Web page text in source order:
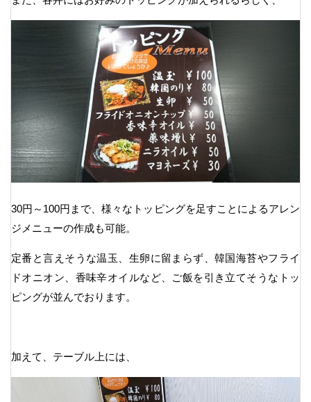
30円～100円まで、様々なトッピングを足すことによるアレン
ジメニューの作成も可能。
定番と言えそうな温玉、生卵に留まらず、韓国海苔やフライ
ドオニオン、香味辛オイルなど、ご飯を引き立てそうなトッ
ピングが並んでおります。
加えて、テーブル上には、